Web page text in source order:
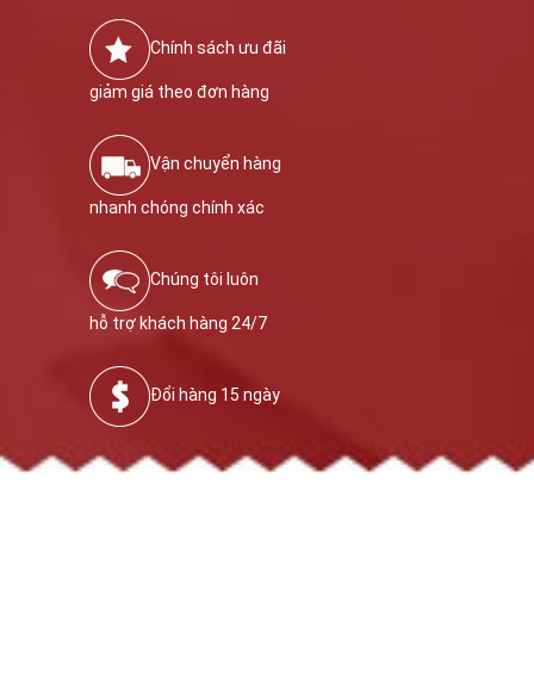
Chính sách ưu đãi
giảm giá theo đơn hàng
Vận chuyển hàng
nhanh chóng chính xác
Chúng tôi luôn
hỗ trợ khách hàng 24/7
Đổi hàng 15 ngày